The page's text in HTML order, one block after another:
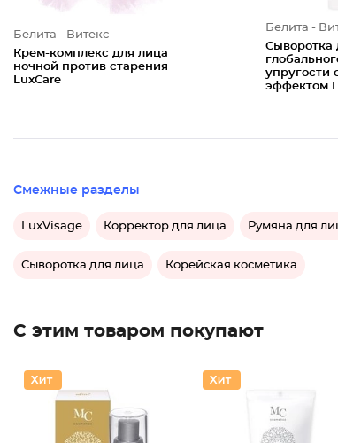
Белита - Витекс
Крем-комплекс для лица
ночной против старения
LuxCare
Белита -
Сыворотка
упругости
эффектом
Смежные разделы
LuxVisage Корректор для лица Румяна для
Сыворотка для лица Корейская косметика
С этим товаром покупают